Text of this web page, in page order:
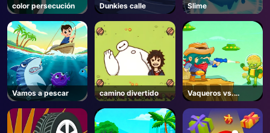
color persecución Dunkies calle Slime
Vamos a pescar camino divertido
Vaqueros vs.
marcianos